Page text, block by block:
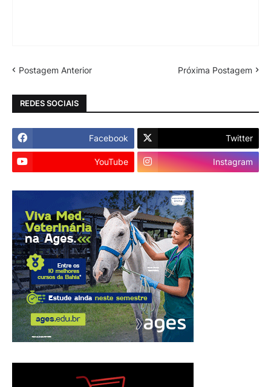
Postagem Anterior Próxima Postagem
REDES SOCIAIS
Facebook Twitter
YouTube Instagram